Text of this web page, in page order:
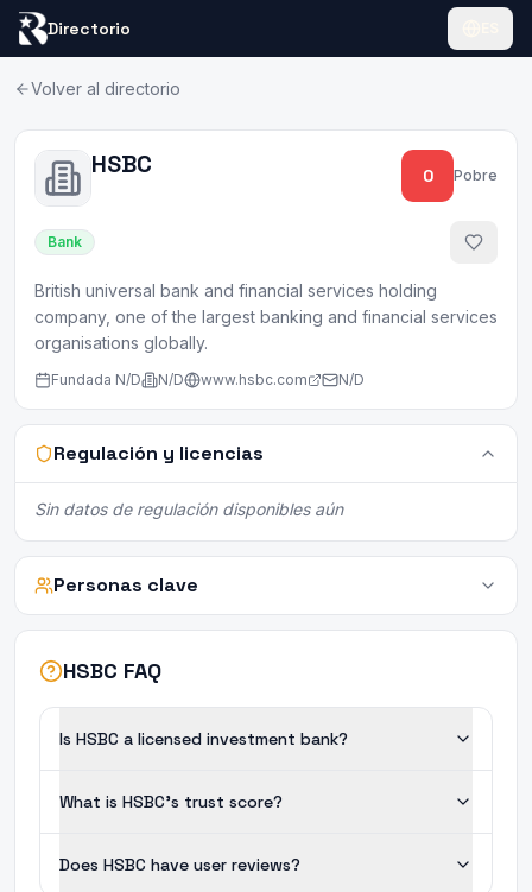
Directorio
Volver al directorio
HSBC 0 Pobre
Bank
British universal bank and financial services holding
company, one of the largest banking and financial services
organisations globally.
Fundada N/D N/D www.hsbc.com N/D
Regulación y licencias
Sin datos de regulación disponibles aún
Personas clave
HSBC FAQ
Is HSBC a licensed investment bank?
What is HSBC's trust score?
Does HSBC have user reviews?